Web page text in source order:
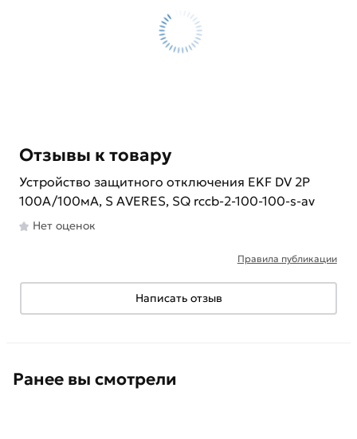
Отзывы к товару
Устройство защитного отключения EKF DV 2P
100А/100мА, S AVERES, SQ rccb-2-100-100-s-av
Нет оценок
Правила публикации
Написать отзыв
Ранее вы смотрели